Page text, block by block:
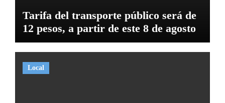
Tarifa del transporte público será de
12 pesos, a partir de este 8 de agosto
Local